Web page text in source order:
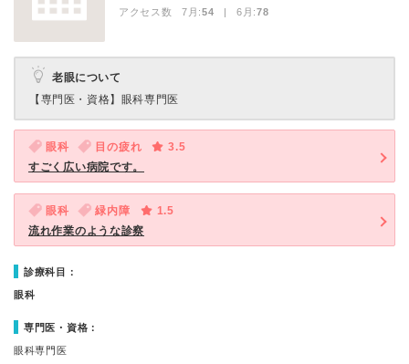
アクセス数 7月:54 | 6月:78
老眼について
【専門医・資格】 眼科専門医
眼科 目の疲れ
3.5
すごく広い病院です。
眼科 緑内障
1.5
流れ作業のような診察
診療科目：
眼科
専門医・資格：
眼科専門医